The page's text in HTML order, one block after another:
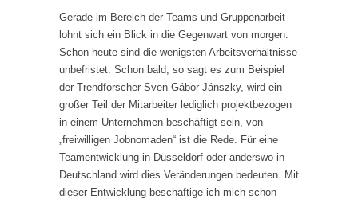
Gerade im Bereich der Teams und Gruppenarbeit
lohnt sich ein Blick in die Gegenwart von morgen:
Schon heute sind die wenigsten Arbeitsverhältnisse
unbefristet. Schon bald, so sagt es zum Beispiel
der Trendforscher Sven Gábor Jánszky, wird ein
großer Teil der Mitarbeiter lediglich projektbezogen
in einem Unternehmen beschäftigt sein, von
„freiwilligen Jobnomaden“ ist die Rede. Für eine
Teamentwicklung in Düsseldorf oder anderswo in
Deutschland wird dies Veränderungen bedeuten. Mit
dieser Entwicklung beschäftige ich mich schon